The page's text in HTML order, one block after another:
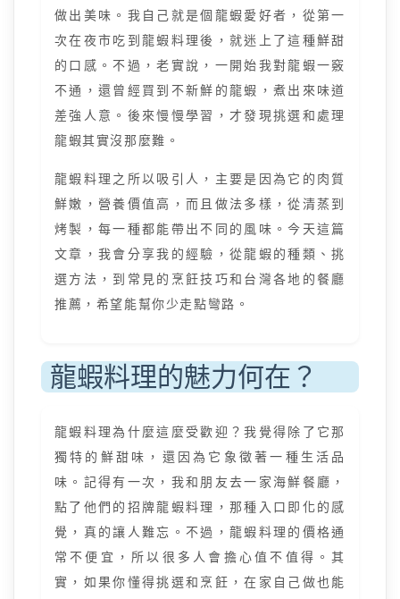
做出美味。我自己就是個龍蝦愛好者，從第一
次在夜市吃到龍蝦料理後，就迷上了這種鮮甜
的口感。不過，老實說，一開始我對龍蝦一竅
不通，還曾經買到不新鮮的龍蝦，煮出來味道
差強人意。後來慢慢學習，才發現挑選和處理
龍蝦其實沒那麼難。
龍蝦料理之所以吸引人，主要是因為它的肉質
鮮嫩，營養價值高，而且做法多樣，從清蒸到
烤製，每一種都能帶出不同的風味。今天這篇
文章，我會分享我的經驗，從龍蝦的種類、挑
選方法，到常見的烹飪技巧和台灣各地的餐廳
推薦，希望能幫你少走點彎路。
龍蝦料理的魅力何在？
龍蝦料理為什麼這麼受歡迎？我覺得除了它那
獨特的鮮甜味，還因為它象徵著一種生活品
味。記得有一次，我和朋友去一家海鮮餐廳，
點了他們的招牌龍蝦料理，那種入口即化的感
覺，真的讓人難忘。不過，龍蝦料理的價格通
常不便宜，所以很多人會擔心值不值得。其
實，如果你懂得挑選和烹飪，在家自己做也能